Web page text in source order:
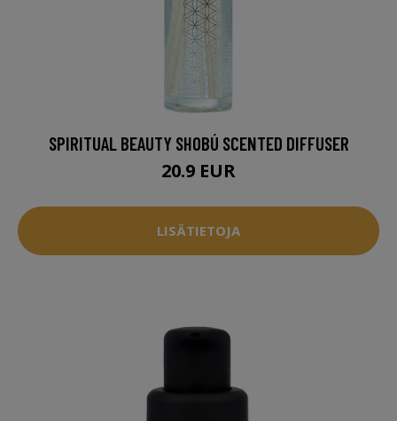
SPIRITUAL BEAUTY SHOBÚ SCENTED DIFFUSER
20.9 EUR
LISÄTIETOJA